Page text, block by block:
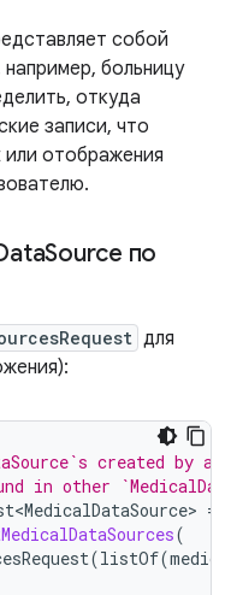
собой
больницу
откуда
записи, что
или отображения
Source по
для
created by
in other
=
(
(listOf(